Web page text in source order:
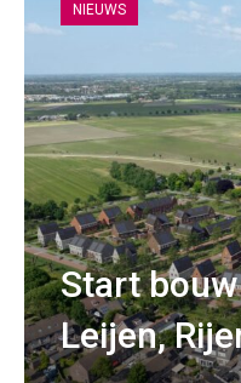
NIEUWS
Start
Leijen,